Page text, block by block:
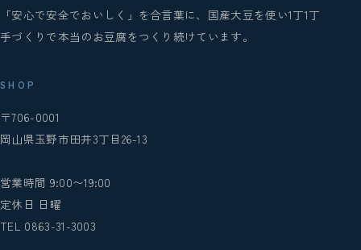
「安心で安全でおいしく」を合言葉に、国産大豆を使い1丁1丁
手づくりで本当のお豆腐をつくり続けています。
SHOP
〒706-0001
岡山県玉野市田井3丁目26-13
営業時間 9:00〜19:00
定休日 日曜
TEL 0863-31-3003